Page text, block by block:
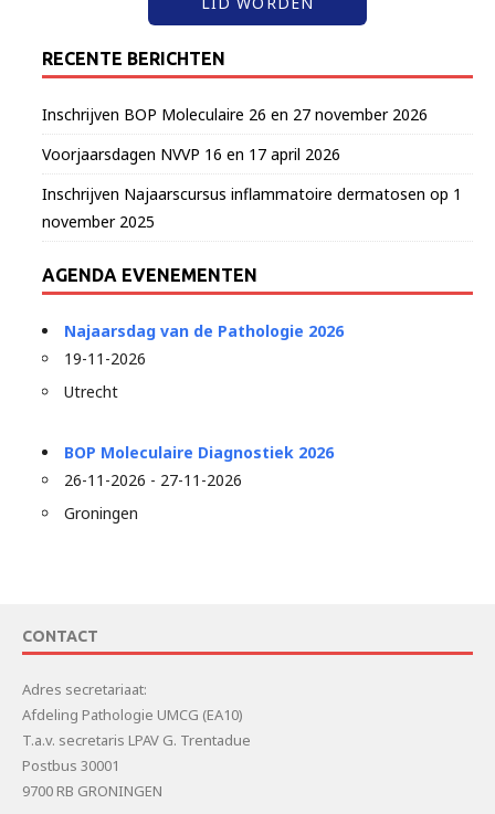
RECENTE BERICHTEN
Inschrijven BOP Moleculaire 26 en 27 november 2026
Voorjaarsdagen NVVP 16 en 17 april 2026
Inschrijven Najaarscursus inflammatoire dermatosen op 1
november 2025
AGENDA EVENEMENTEN
Najaarsdag van de Pathologie 2026
19-11-2026
Utrecht
BOP Moleculaire Diagnostiek 2026
26-11-2026 - 27-11-2026
Groningen
CONTACT
Adres secretariaat:
Afdeling Pathologie UMCG (EA10)
T.a.v. secretaris LPAV G. Trentadue
Postbus 30001
9700 RB GRONINGEN